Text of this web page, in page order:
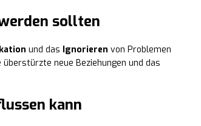
sollten
und das Ignorieren von Problemen
neue Beziehungen und das
kann